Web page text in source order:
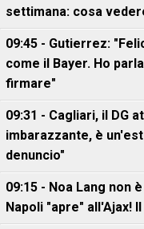
settimana: cosa
09:45 - Gutierrez:
come il Bayer. Ho
firmare"
09:31 - Cagliari, il DG
imbarazzante, è
denuncio"
09:15 - Noa Lang non
Napoli "apre" all'Ajax!